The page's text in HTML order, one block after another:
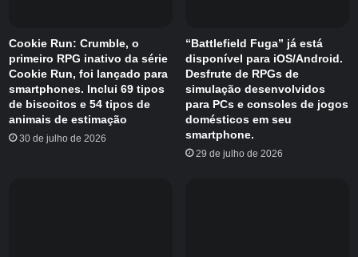
mudarão dependendo da data de admissão, e
algumas exposições serão substituídas entre a
primeira metade (10 a 16 de julho) e a segunda
metade (18 a 27 de julho) do período do
evento.
Se você está interessado neste evento porque
Cookie Run: Crumble, o
primeiro RPG inativo da série
Cookie Run, foi lançado para
smartphones. Inclui 69 tipos
de biscoitos e 54 tipos de
animais de estimação
30 de julho de 2026
“Battlefield Fuga” já está
disponível para iOS/Android.
Desfrute de RPGs de
simulação desenvolvidos
para PCs e consoles de jogos
domésticos em seu
smartphone.
29 de julho de 2026